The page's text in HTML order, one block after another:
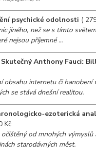
psychické odolnosti (
jiného, než se s tímto
nejsou příjemné ...
Skutečný Anthony Fauci:
obsahu internetu či hanobení
se stává dnešní realitou.
ezoterická
Kč
od mnohých výmyslů
starodávných měst.